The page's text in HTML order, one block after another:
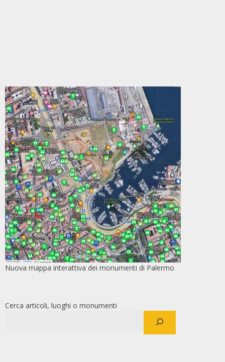
Nuova mappa interattiva dei monumenti di Palermo
Cerca articoli, luoghi o monumenti